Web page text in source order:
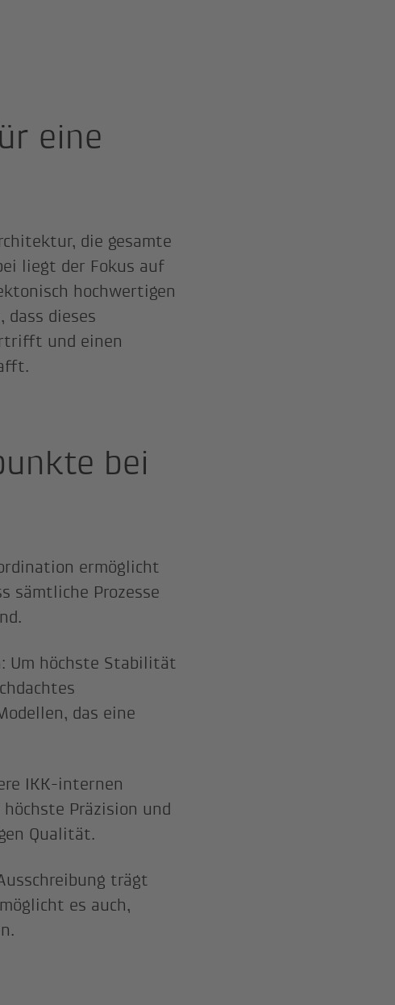
eine
die gesamte
liegt der Fokus auf
hochwertigen
dass dieses
und einen
bei
ermöglicht
sämtliche Prozesse
Um höchste Stabilität
das eine
IKK-internen
Präzision und
Qualität.
trägt
es auch,